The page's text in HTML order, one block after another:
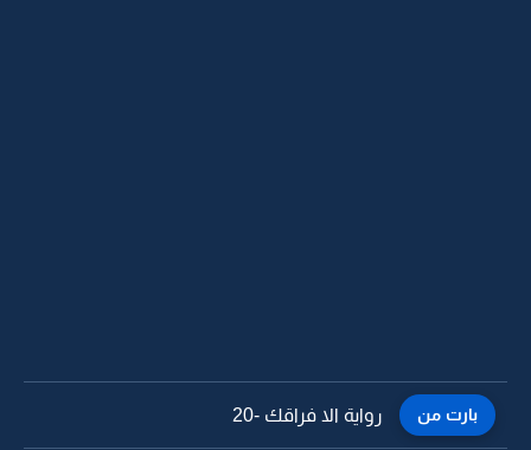
بارت من رواية الا فراقك -20